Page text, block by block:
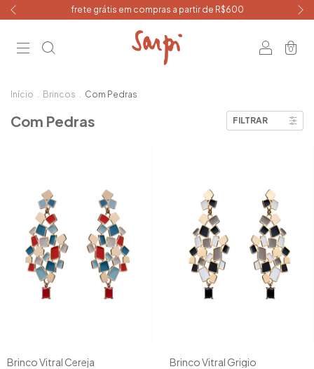
frete grátis em compras a partir de R$600
0
Início . Brincos . Com Pedras
Com Pedras FILTRAR
Brinco Vitral Cereja Brinco Vitral Grigio